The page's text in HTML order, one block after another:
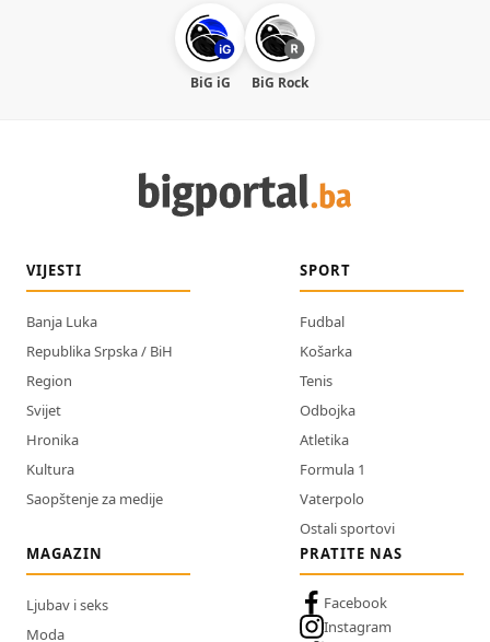
BiG iG BiG Rock
VIJESTI
Banja Luka
Republika Srpska / BiH
Region
Svijet
Hronika
Kultura
Saopštenje za medije
SPORT
Fudbal
Košarka
Tenis
Odbojka
Atletika
Formula 1
Vaterpolo
Ostali sportovi
MAGAZIN
Ljubav i seks
Moda
PRATITE NAS
Facebook
Instagram